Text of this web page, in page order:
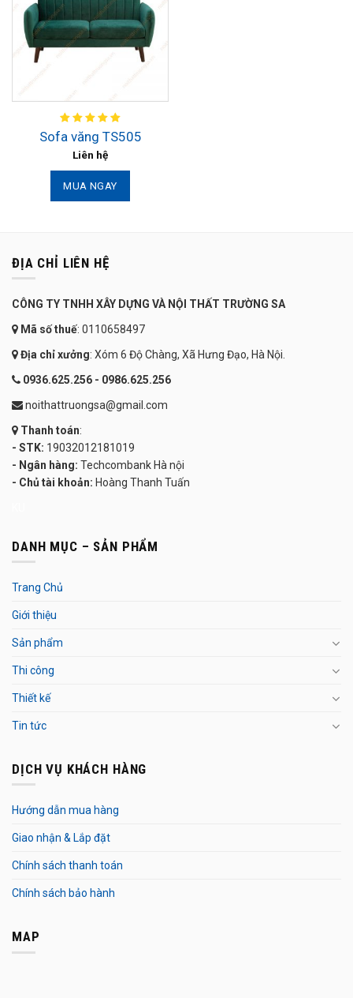
Sofa văng TS505
Liên hệ
MUA NGAY
ĐỊA CHỈ LIÊN HỆ
CÔNG TY TNHH XÂY DỰNG VÀ NỘI THẤT TRƯỜNG SA
Mã số thuế: 0110658497
Địa chỉ xưởng: Xóm 6 Độ Chàng, Xã Hưng Đạo, Hà Nội.
0936.625.256 - 0986.625.256
noithattruongsa@gmail.com
Thanh toán:
- STK: 19032012181019
- Ngân hàng: Techcombank Hà nội
- Chủ tài khoản: Hoàng Thanh Tuấn
DANH MỤC – SẢN PHẨM
Trang Chủ
Giới thiệu
Sản phẩm
Thi công
Thiết kế
Tin tức
DỊCH VỤ KHÁCH HÀNG
Hướng dẫn mua hàng
Giao nhận & Lắp đặt
Chính sách thanh toán
Chính sách bảo hành
MAP